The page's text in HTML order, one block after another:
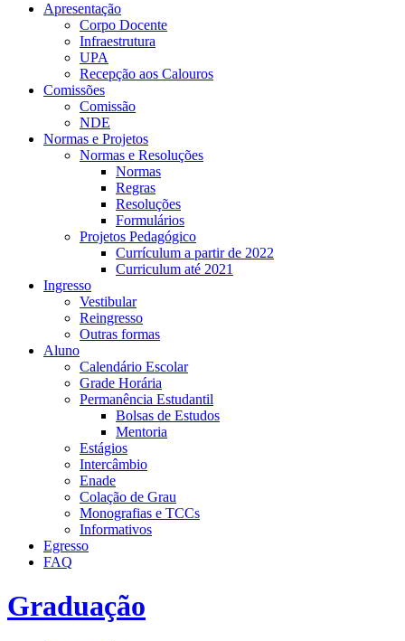
Apresentação
Corpo Docente
Infraestrutura
UPA
Recepção aos Calouros
Comissões
Comissão
NDE
Normas e Projetos
Normas e Resoluções
Normas
Regras
Resoluções
Formulários
Projetos Pedagógico
Currículum a partir de 2022
Curriculum até 2021
Ingresso
Vestibular
Reingresso
Outras formas
Aluno
Calendário Escolar
Grade Horária
Permanência Estudantil
Bolsas de Estudos
Mentoria
Estágios
Intercâmbio
Enade
Colação de Grau
Monografias e TCCs
Informativos
Egresso
FAQ
Graduação